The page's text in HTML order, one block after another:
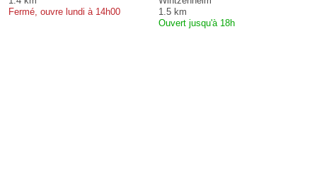
Fermé, ouvre lundi à 14h00
1.5 km
Ouvert jusqu'à 18h